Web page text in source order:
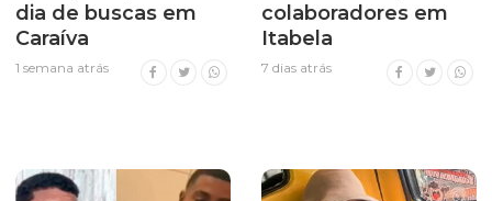
dia de buscas em
Caraíva
1 semana atrás
colaboradores em
Itabela
7 dias atrás